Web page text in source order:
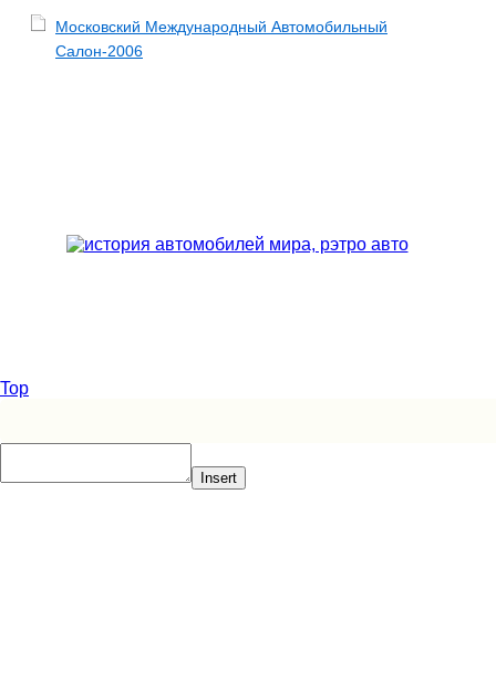
Московский Международный Автомобильный
Салон-2006
Top
Insert